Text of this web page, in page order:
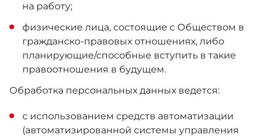
на работу;
физические лица, состоящие с Обществом в
гражданско-правовых отношениях, либо
планирующие/способные вступить в такие
правоотношения в будущем.
Обработка персональных данных ведется:
с использованием средств автоматизации
(автоматизированной системы управления